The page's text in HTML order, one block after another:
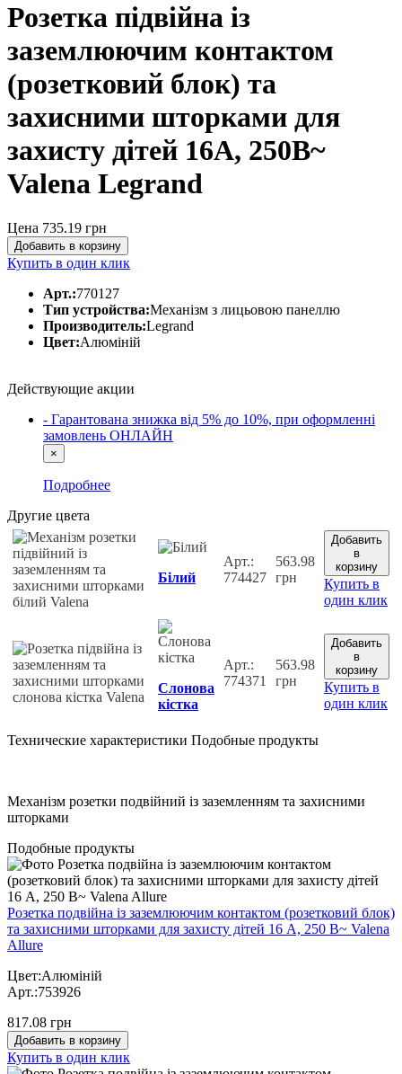
Розетка підвійна із
заземлюючим контактом
(розетковий блок) та
захисними шторками для
захисту дітей 16А, 250В~
Valena Legrand
Цена 735.19 грн
Добавить в корзину
Купить в один клик
Арт.:770127
Тип устройства:Механізм з лицьовою панеллю
Производитель:Legrand
Цвет:Алюміній
Действующие акции
- Гарантована знижка від 5% до 10%, при оформленні
замовлень ОНЛАЙН
×
Подробнее
Другие цвета
Білий
Арт.:
774427
563.98
грн
Добавить
в
корзину
Купить в
один клик
Слонова
кістка
Арт.:
774371
563.98
грн
Добавить
в
корзину
Купить в
один клик
Технические характеристики Подобные продукты
Механізм розетки подвійний із заземленням та захисними
шторками
Подобные продукты
Розетка подвійна із заземлюючим контактом (розетковий блок)
та захисними шторками для захисту дітей 16 А, 250 В~ Valena
Allure
Цвет:Алюміній
Арт.:753926
817.08 грн
Добавить в корзину
Купить в один клик